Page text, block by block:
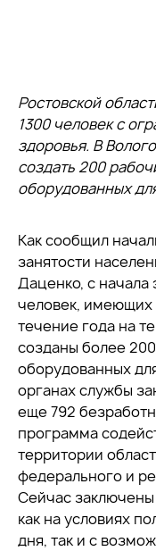
Ростовской
1300 человек с
здоровья. В
создать 200
оборудованных
Как сообщил
занятости
Даценко, с начала
человек, имеющих
течение года на
созданы более
оборудованных
органах службы
еще 792
программа
территории
федерального и
Сейчас
как на условиях
дня, так и с